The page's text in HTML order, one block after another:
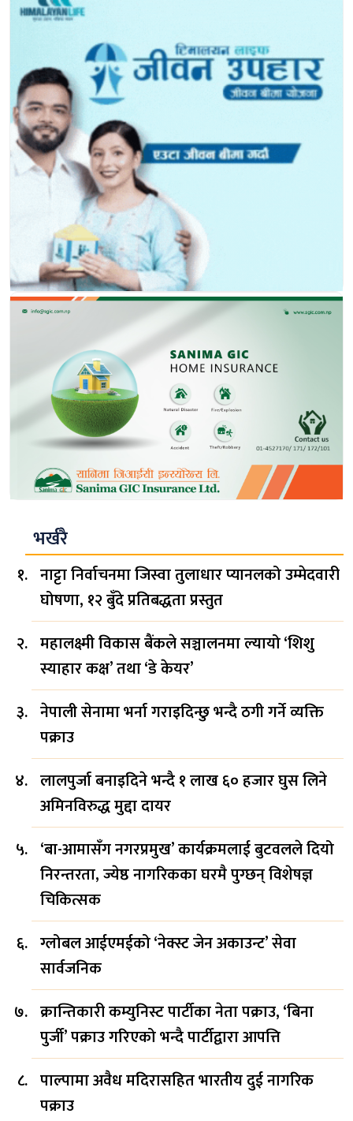
भर्खरै
नाट्टा निर्वाचनमा जिस्वा तुलाधार प्यानलको उम्मेदवारी
घोषणा, १२ बुँदे प्रतिबद्धता प्रस्तुत
महालक्ष्मी विकास बैंकले सञ्चालनमा ल्यायो ‘शिशु
स्याहार कक्ष’ तथा ‘डे केयर’
नेपाली सेनामा भर्ना गराइदिन्छु भन्दै ठगी गर्ने व्यक्ति
पक्राउ
लालपुर्जा बनाइदिने भन्दै १ लाख ६० हजार घुस लिने
अमिनविरुद्ध मुद्दा दायर
‘बा-आमासँग नगरप्रमुख’ कार्यक्रमलाई बुटवलले दियो
निरन्तरता, ज्येष्ठ नागरिकका घरमै पुग्छन् विशेषज्ञ
चिकित्सक
ग्लोबल आईएमईको ‘नेक्स्ट जेन अकाउन्ट’ सेवा
सार्वजनिक
क्रान्तिकारी कम्युनिस्ट पार्टीका नेता पक्राउ, ‘बिना
पुर्जी’ पक्राउ गरिएको भन्दै पार्टीद्वारा आपत्ति
पाल्पामा अवैध मदिरासहित भारतीय दुई नागरिक
पक्राउ